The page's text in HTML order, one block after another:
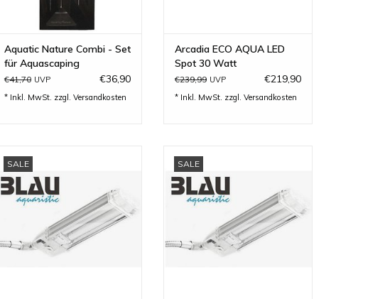
Aquatic Nature Combi - Set
für Aquascaping
€41,70 UVP €36,90
* Inkl. MwSt. zzgl. Versandkosten
Arcadia ECO AQUA LED
Spot 30 Watt
€239,99 UVP €219,90
* Inkl. MwSt. zzgl. Versandkosten
SALE
ZUM WARENKORB HINZUFÜGEN
SALE
ZUM WARENKORB HINZUFÜGEN